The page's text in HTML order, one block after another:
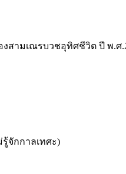
สามเณรบวชอุทิศชีวิต ปี พ.ศ
จักกาลเทศะ)